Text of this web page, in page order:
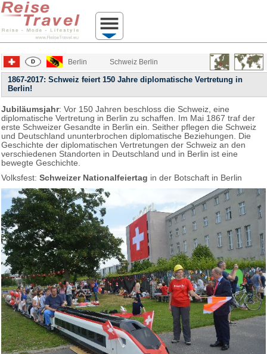
Berlin Schweiz Berlin
1867-2017: Schweiz feiert 150 Jahre diplomatische Vertretung in
Berlin!
Jubiläumsjahr: Vor 150 Jahren beschloss die Schweiz, eine
diplomatische Vertretung in Berlin zu schaffen. Im Mai 1867 traf der
erste Schweizer Gesandte in Berlin ein. Seither pflegen die Schweiz
und Deutschland ununterbrochen diplomatische Beziehungen. Die
Geschichte der diplomatischen Vertretungen der Schweiz an den
verschiedenen Standorten in Deutschland und in Berlin ist eine
bewegte Geschichte.
Volksfest: Schweizer Nationalfeiertag in der Botschaft in Berlin